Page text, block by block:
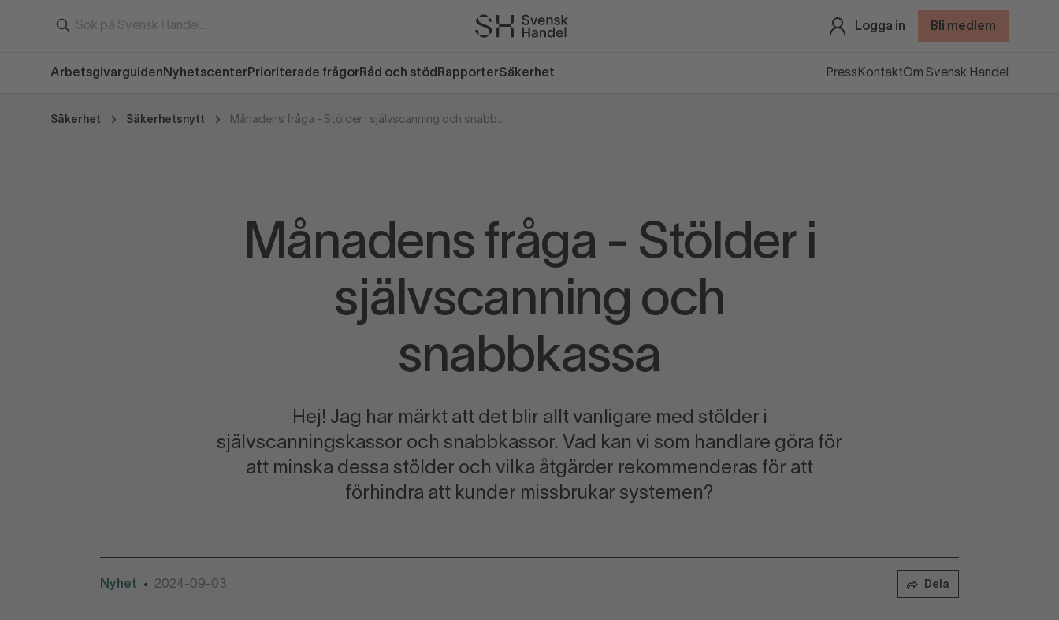
Logga in Bli medlem
Arbetsgivarguiden Nyhetscenter Prioriterade frågor Råd och stöd RapporterSäkerhet Press KontaktOm Svensk Handel
Säkerhet Säkerhetsnytt Månadens fråga - Stölder i självscanning och snabbkassa
Månadens fråga - Stölder i
självscanning och
snabbkassa
Hej! Jag har märkt att det blir allt vanligare med stölder i
självscanningskassor och snabbkassor. Vad kan vi som handlare göra för
att minska dessa stölder och vilka åtgärder rekommenderas för att
förhindra att kunder missbrukar systemen?
Nyhet • 2024-09-03 Dela